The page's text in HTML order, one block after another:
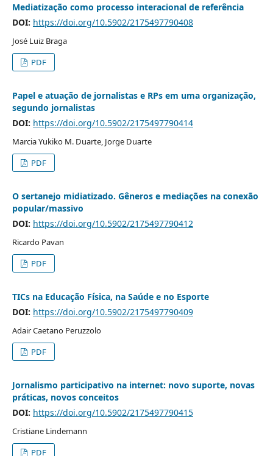
Mediatização como processo interacional de referência
DOI: https://doi.org/10.5902/2175497790408
José Luiz Braga
PDF
Papel e atuação de jornalistas e RPs em uma organização,
segundo jornalistas
DOI: https://doi.org/10.5902/2175497790414
Marcia Yukiko M. Duarte, Jorge Duarte
PDF
O sertanejo midiatizado. Gêneros e mediações na conexão
popular/massivo
DOI: https://doi.org/10.5902/2175497790412
Ricardo Pavan
PDF
TICs na Educação Física, na Saúde e no Esporte
DOI: https://doi.org/10.5902/2175497790409
Adair Caetano Peruzzolo
PDF
Jornalismo participativo na internet: novo suporte, novas
práticas, novos conceitos
DOI: https://doi.org/10.5902/2175497790415
Cristiane Lindemann
PDF